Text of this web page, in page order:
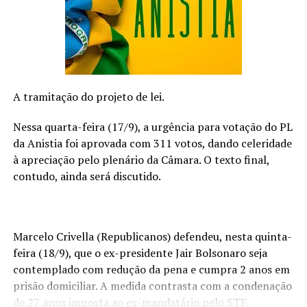
tentativa de superação por meio de mensagens e
contatos, destacando a fragilidade do novo
relacionamento do ex-parceiro.
“Cê acha que já me esqueceu Só porque já tá chamando o
ai Que eu derrubo a sua volta por cima”
O refrão ressoa a ideia de que mesmo com a tentativa de
seguir em frente, basta uma simples mensagem para
desencadear uma reviravolta na situação emocional. A
música culmina com a afirmação de que, mesmo estando
“Cê tá com ele, mas é minha”
A presença de Humberto & Ronaldo adiciona uma
camada extra de intensidade à música, criando uma
fusão única de estilos que promete ser um sucesso
A tramitação do projeto de lei.
Nessa quarta-feira (17/9), a urgência para votação do PL
da Anistia foi aprovada com 311 votos, dando celeridade
à apreciação pelo plenário da Câmara. O texto final,
contudo, ainda será discutido.
Marcelo Crivella (Republicanos) defendeu, nesta quinta-
feira (18/9), que o ex-presidente Jair Bolsonaro seja
contemplado com redução da pena e cumpra 2 anos em
prisão domiciliar. A medida contrasta com a condenação
de 27 anos imposta ao ex-mandatário pelo STF.